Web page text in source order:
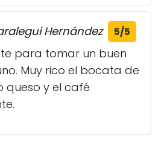
Hernández 5/5
para tomar un buen
Muy rico el bocata de
queso y el café